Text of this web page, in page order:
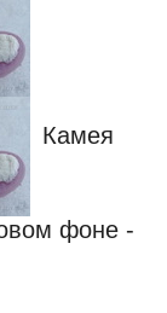
Камея
фоне -